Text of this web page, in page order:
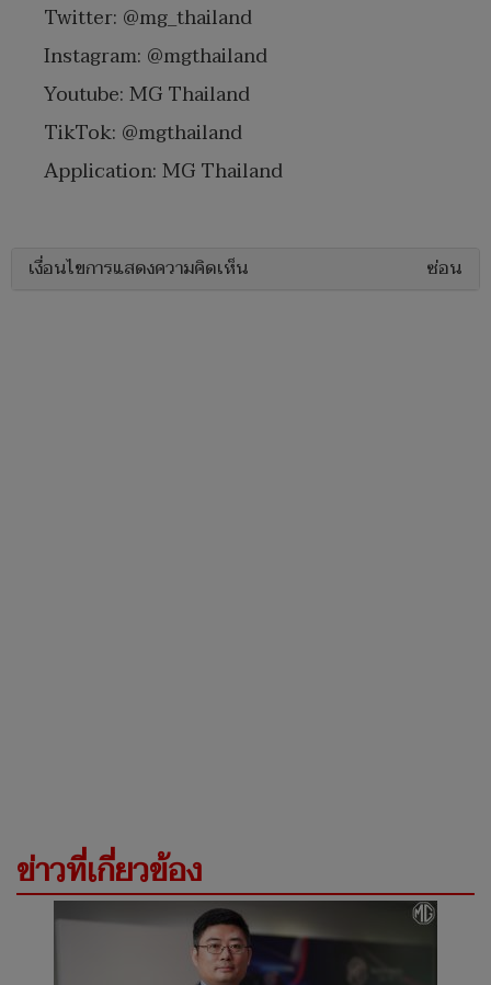
Twitter: @mg_thailand
Instagram: @mgthailand
Youtube: MG Thailand
TikTok: @mgthailand
Application: MG Thailand
เงื่อนไขการแสดงความคิดเห็น ซ่อน
ข่าวที่เกี่ยวข้อง